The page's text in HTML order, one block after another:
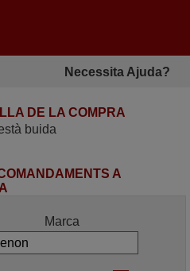
Necessita Ajuda?
DE LA COMPRA
buida
A
Marca